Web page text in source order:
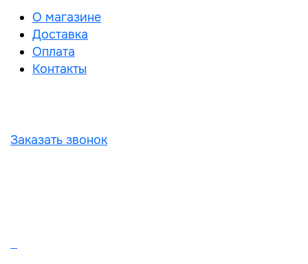
О магазине
Доставка
Оплата
Контакты
Заказать звонок